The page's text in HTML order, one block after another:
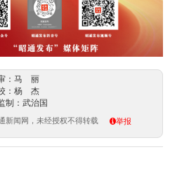
：马 丽
：杨 杰
：武治国
新闻网，未经授权不得转载 举报